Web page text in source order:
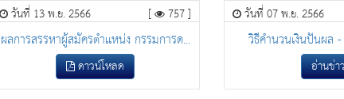
วันที่ 13 พ.ย. 2566 [ 757 ]
ผลการสรรหาผู้สมัครตำเเหน่ง กรรมการด...
ดาวน์โหลด
วันที่ 07 พ.ย. 2566
วิธีคำนวนเงินปันผล
อ่านข่า